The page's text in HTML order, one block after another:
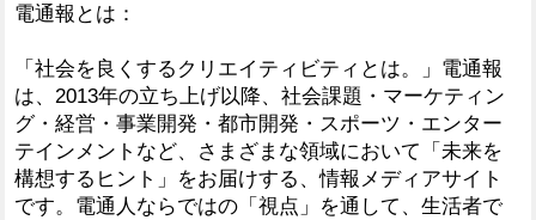
電通報とは：
「社会を良くするクリエイティビティとは。」電通報
は、2013年の立ち上げ以降、社会課題・マーケティン
グ・経営・事業開発・都市開発・スポーツ・エンター
テインメントなど、さまざまな領域において「未来を
構想するヒント」をお届けする、情報メディアサイト
です。電通人ならではの「視点」を通して、生活者で